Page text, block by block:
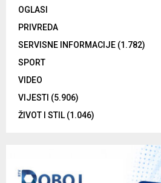
OGLASI
PRIVREDA
SERVISNE INFORMACIJE (1.782)
SPORT
VIDEO
VIJESTI (5.906)
ŽIVOT I STIL (1.046)